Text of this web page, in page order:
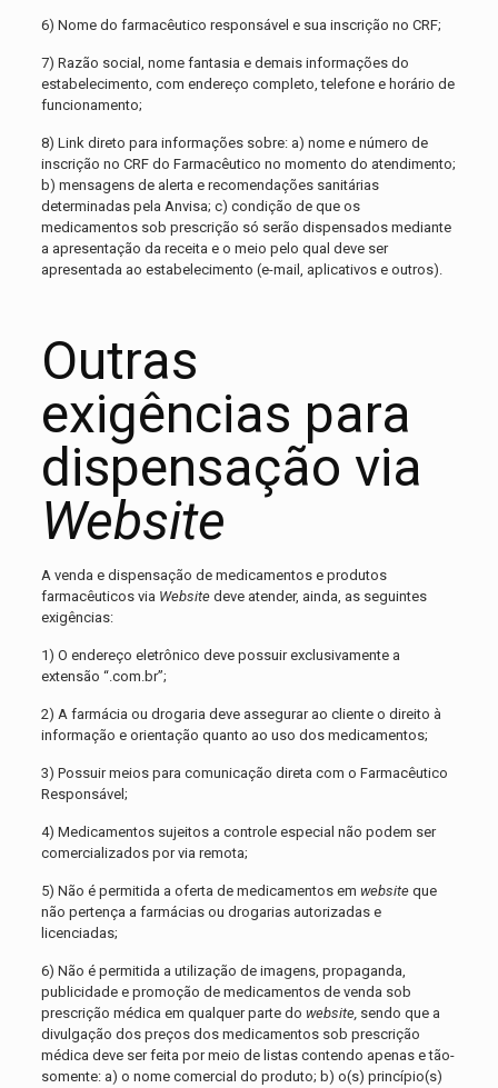
6) Nome do farmacêutico responsável e sua inscrição no CRF;
7) Razão social, nome fantasia e demais informações do
estabelecimento, com endereço completo, telefone e horário de
funcionamento;
8) Link direto para informações sobre: a) nome e número de
inscrição no CRF do Farmacêutico no momento do atendimento;
b) mensagens de alerta e recomendações sanitárias
determinadas pela Anvisa; c) condição de que os
medicamentos sob prescrição só serão dispensados mediante
a apresentação da receita e o meio pelo qual deve ser
apresentada ao estabelecimento (e-mail, aplicativos e outros).
Outras
exigências para
dispensação via
Website
A venda e dispensação de medicamentos e produtos
farmacêuticos via Websitedeve atender, ainda, as seguintes
exigências:
1) O endereço eletrônico deve possuir exclusivamente a
extensão “.com.br”;
2) A farmácia ou drogaria deve assegurar ao cliente o direito à
informação e orientação quanto ao uso dos medicamentos;
3) Possuir meios para comunicação direta com o Farmacêutico
Responsável;
4) Medicamentos sujeitos a controle especial não podem ser
comercializados por via remota;
5) Não é permitida a oferta de medicamentos em websiteque
não pertença a farmácias ou drogarias autorizadas e
licenciadas;
6) Não é permitida a utilização de imagens, propaganda,
publicidade e promoção de medicamentos de venda sob
prescrição médica em qualquer parte do website, sendo que a
divulgação dos preços dos medicamentos sob prescrição
médica deve ser feita por meio de listas contendo apenas e tão-
somente: a) o nome comercial do produto; b) o(s) princípio(s)